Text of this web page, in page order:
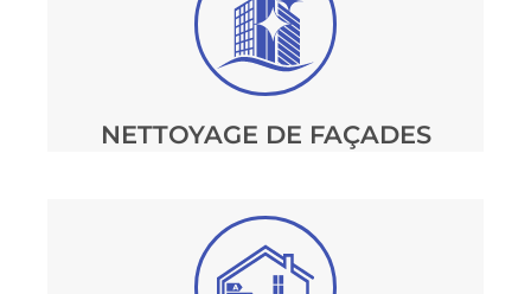
NETTOYAGE DE FAÇADES